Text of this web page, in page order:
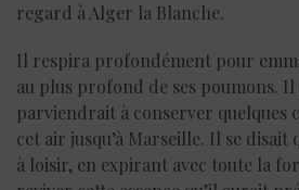
regard à Alger la Blanche.
Il respira profondément pour
au plus profond de ses poumons. Il
parviendrait à conserver quelques
cet air jusqu’à Marseille. Il se disait
à loisir, en expirant avec toute la